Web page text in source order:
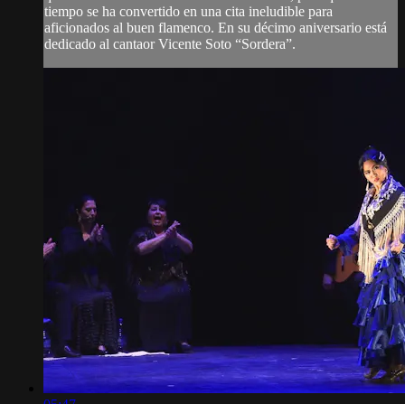
tiempo se ha convertido en una cita ineludible para
aficionados al buen flamenco. En su décimo aniversario está
dedicado al cantaor Vicente Soto “Sordera”.